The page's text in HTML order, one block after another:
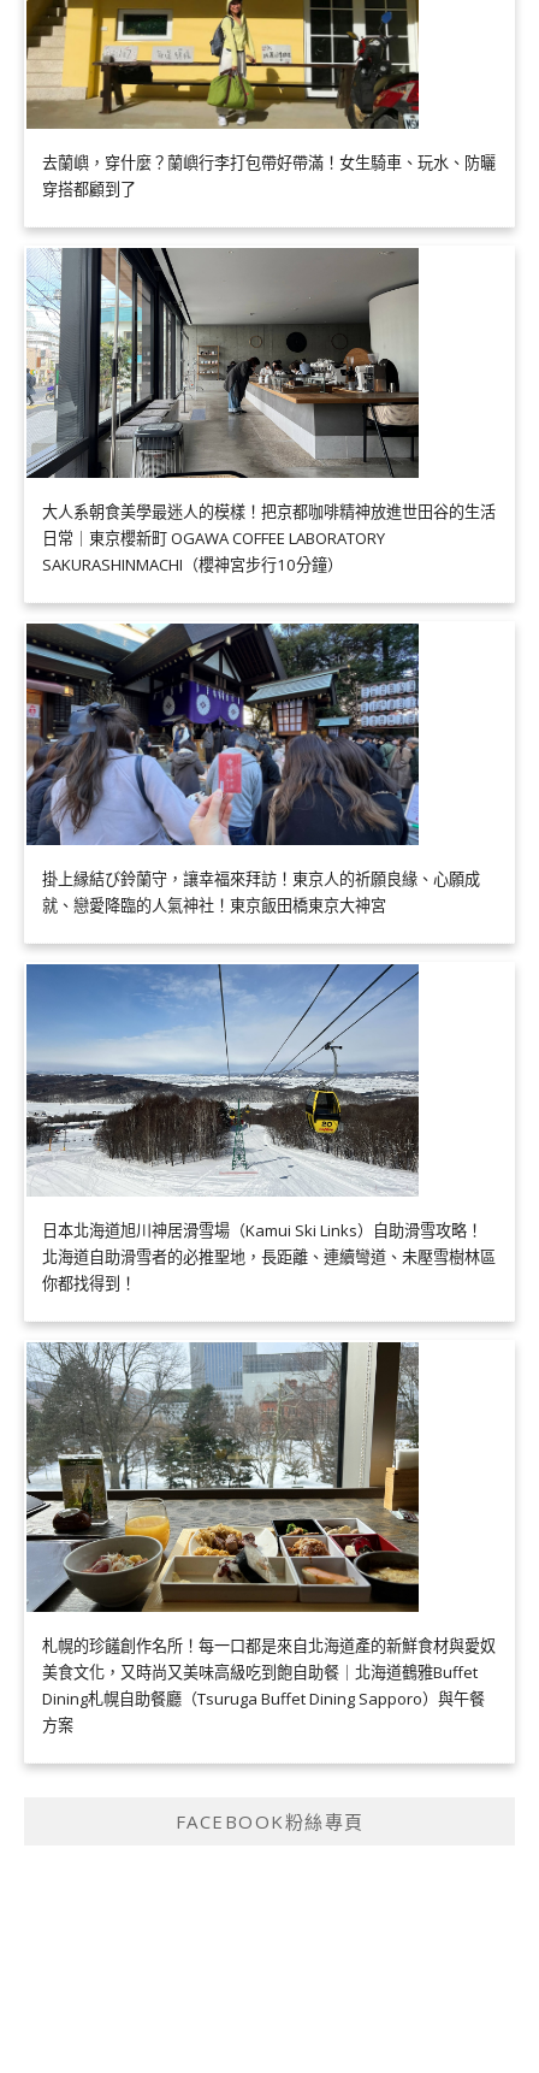
去蘭嶼，穿什麼？蘭嶼行李打包帶好帶滿！女生騎車、玩水、防曬
穿搭都顧到了
大人系朝食美學最迷人的模樣！把京都咖啡精神放進世田谷的生活
日常｜東京櫻新町 OGAWA COFFEE LABORATORY
SAKURASHINMACHI（櫻神宮步行10分鐘）
掛上縁結び鈴蘭守，讓幸福來拜訪！東京人的祈願良緣、心願成
就、戀愛降臨的人氣神社！東京飯田橋東京大神宮
日本北海道旭川神居滑雪場（Kamui Ski Links）自助滑雪攻略！
北海道自助滑雪者的必推聖地，長距離、連續彎道、未壓雪樹林區
你都找得到！
札幌的珍饈創作名所！每一口都是來自北海道產的新鮮食材與愛奴
美食文化，又時尚又美味高級吃到飽自助餐｜北海道鶴雅Buffet
Dining札幌自助餐廳（Tsuruga Buffet Dining Sapporo）與午餐
方案
FACEBOOK粉絲專頁